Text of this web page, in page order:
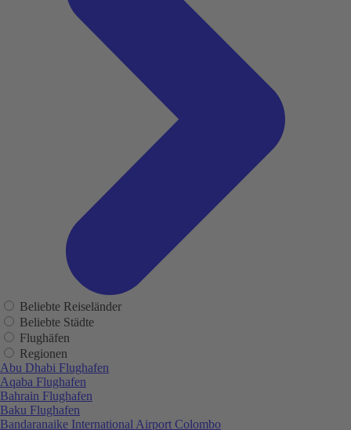
Beliebte Reiseländer
Beliebte Städte
Flughäfen
Regionen
Abu Dhabi Flughafen
Aqaba Flughafen
Bahrain Flughafen
Baku Flughafen
Bandaranaike International Airport Colombo